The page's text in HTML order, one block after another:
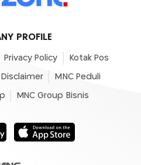
PROFILE
Privacy Policy Kotak Pos
Disclaimer MNC Peduli
MNC Group Bisnis